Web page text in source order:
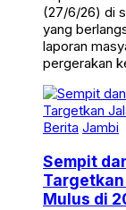
(27/6/26) di
yang
laporan
pergerakan
Berita Jambi
Sempit
Mulus di